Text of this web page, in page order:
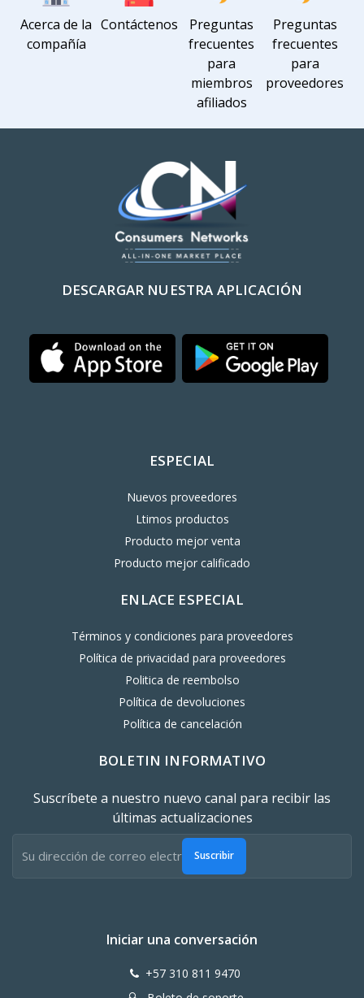
Acerca de la
compañía
Contáctenos
Preguntas
frecuentes
para
miembros
afiliados
Preguntas
frecuentes
para
proveedores
DESCARGAR NUESTRA APLICACIÓN
ESPECIAL
Nuevos proveedores
Ltimos productos
Producto mejor venta
Producto mejor calificado
ENLACE ESPECIAL
Términos y condiciones para proveedores
Política de privacidad para proveedores
Politica de reembolso
Política de devoluciones
Política de cancelación
BOLETIN INFORMATIVO
Suscríbete a nuestro nuevo canal para recibir las
últimas actualizaciones
Suscribir
Iniciar una conversación
+57 310 811 9470